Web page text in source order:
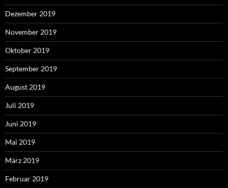
Dezember 2019
November 2019
Oktober 2019
September 2019
August 2019
Juli 2019
Juni 2019
Mai 2019
März 2019
Februar 2019